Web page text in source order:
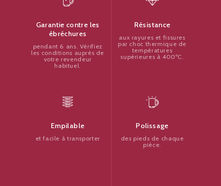
Garantie contre les
ébréchures
pendant 6 ans. Vérifiez
les conditions auprès de
votre revendeur
habituel.
Résistance
aux rayures et fissures
par choc thermique de
températures
supérieures à 400ºC.
Empilable
et facile à transporter
Polissage
des pieds de chaque
pièce.